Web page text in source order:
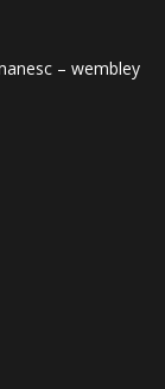
– wembley